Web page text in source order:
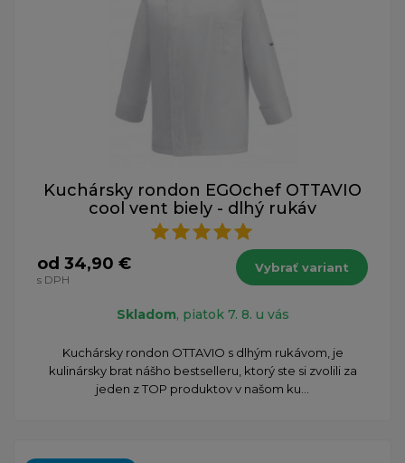
Kuchársky rondon EGOchef OTTAVIO
cool vent biely - dlhý rukáv
od 34,90 €
s DPH
Vybrať variant
Skladom, piatok 7. 8. u vás
​Kuchársky rondon OTTAVIO s dlhým rukávom, je
kulinársky brat nášho bestselleru, ktorý ste si zvolili za
jeden z TOP produktov v našom ku...